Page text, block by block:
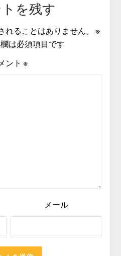
を残す
れることはありません。
※
は必須項目です
ント ※
メール